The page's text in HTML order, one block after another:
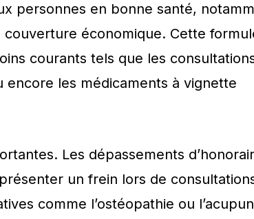
personnes en bonne santé,
économique. Cette
courants tels que les
les médicaments à vignette
Les dépassements
un frein lors de
comme l’ostéopathie ou